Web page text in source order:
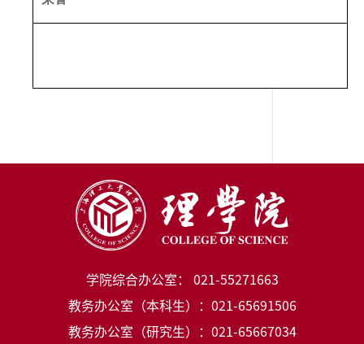
学院综合办公室： 021-55271663
教务办公室（本科生）：021-65691506
教务办公室（研究生）：021-65667034